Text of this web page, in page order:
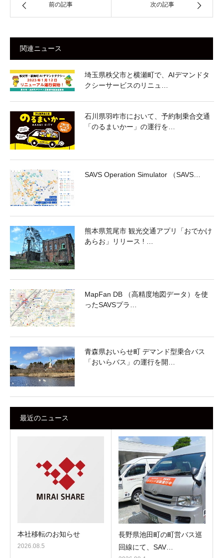
前の記事 次の記事
関連ニュース
埼玉県秩父市と横瀬町で、AIデマンドタ
クシーサービスのリニュ…
石川県羽咋市において、予約制乗合交通
「のるまいかー」の運行を…
SAVS Operation Simulator （SAVS…
熊本県荒尾市 観光交通アプリ「おでかけ
あらお」リリース ! …
MapFan DB （高精度地図データ）を使
ったSAVSプラ…
青森県おいらせ町 デマンド型乗合バス
「おいらバス」の運行を開…
最近のニュース
本社移転のお知らせ
2026.08.5
長野県池田町の町営バス巡
回線にて、SAV…